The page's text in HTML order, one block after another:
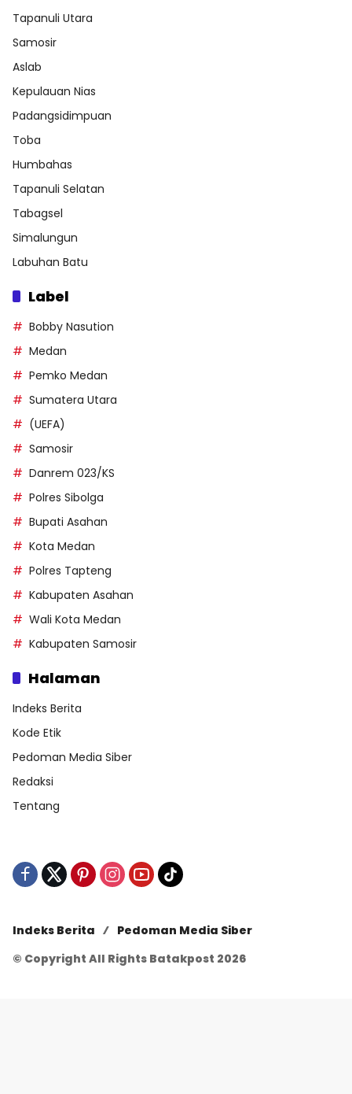
Tapanuli Utara
Samosir
Aslab
Kepulauan Nias
Padangsidimpuan
Toba
Humbahas
Tapanuli Selatan
Tabagsel
Simalungun
Labuhan Batu
Label
Bobby Nasution
Medan
Pemko Medan
Sumatera Utara
(UEFA)
Samosir
Danrem 023/KS
Polres Sibolga
Bupati Asahan
Kota Medan
Polres Tapteng
Kabupaten Asahan
Wali Kota Medan
Kabupaten Samosir
Halaman
Indeks Berita
Kode Etik
Pedoman Media Siber
Redaksi
Tentang
Indeks Berita
Pedoman Media Siber
© Copyright All Rights Batakpost 2026